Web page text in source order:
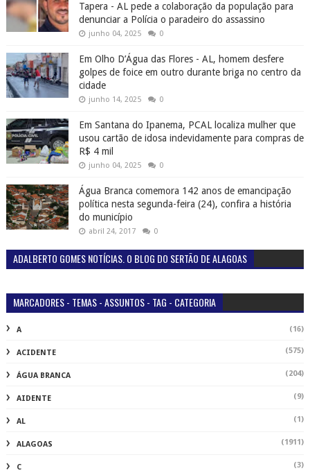
Tapera - AL pede a colaboração da população para
denunciar a Polícia o paradeiro do assassino
junho 04, 2025 0
Em Olho D’Água das Flores - AL, homem desfere
golpes de foice em outro durante briga no centro da
cidade
junho 14, 2025 0
Em Santana do Ipanema, PCAL localiza mulher que
usou cartão de idosa indevidamente para compras de
R$ 4 mil
junho 04, 2025 0
Água Branca comemora 142 anos de emancipação
política nesta segunda-feira (24), confira a história
do município
abril 24, 2017 0
ADALBERTO GOMES NOTÍCIAS. O BLOG DO SERTÃO DE ALAGOAS
MARCADORES - TEMAS - ASSUNTOS - TAG - CATEGORIA
A (16)
ACIDENTE (575)
ÁGUA BRANCA (204)
AIDENTE (9)
AL (1)
ALAGOAS (1911)
C (3)